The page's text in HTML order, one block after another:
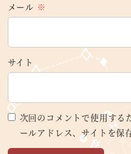
メール ※
サイト
次回のコメントで使用する
ールアドレス、サイトを保